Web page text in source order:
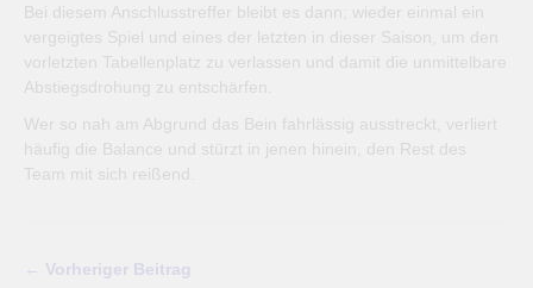
Bei diesem Anschlusstreffer bleibt es dann; wieder einmal ein
vergeigtes Spiel und eines der letzten in dieser Saison, um den
vorletzten Tabellenplatz zu verlassen und damit die unmittelbare
Abstiegsdrohung zu entschärfen.
Wer so nah am Abgrund das Bein fahrlässig ausstreckt, verliert
häufig die Balance und stürzt in jenen hinein, den Rest des
Team mit sich reißend.
← Vorheriger Beitrag